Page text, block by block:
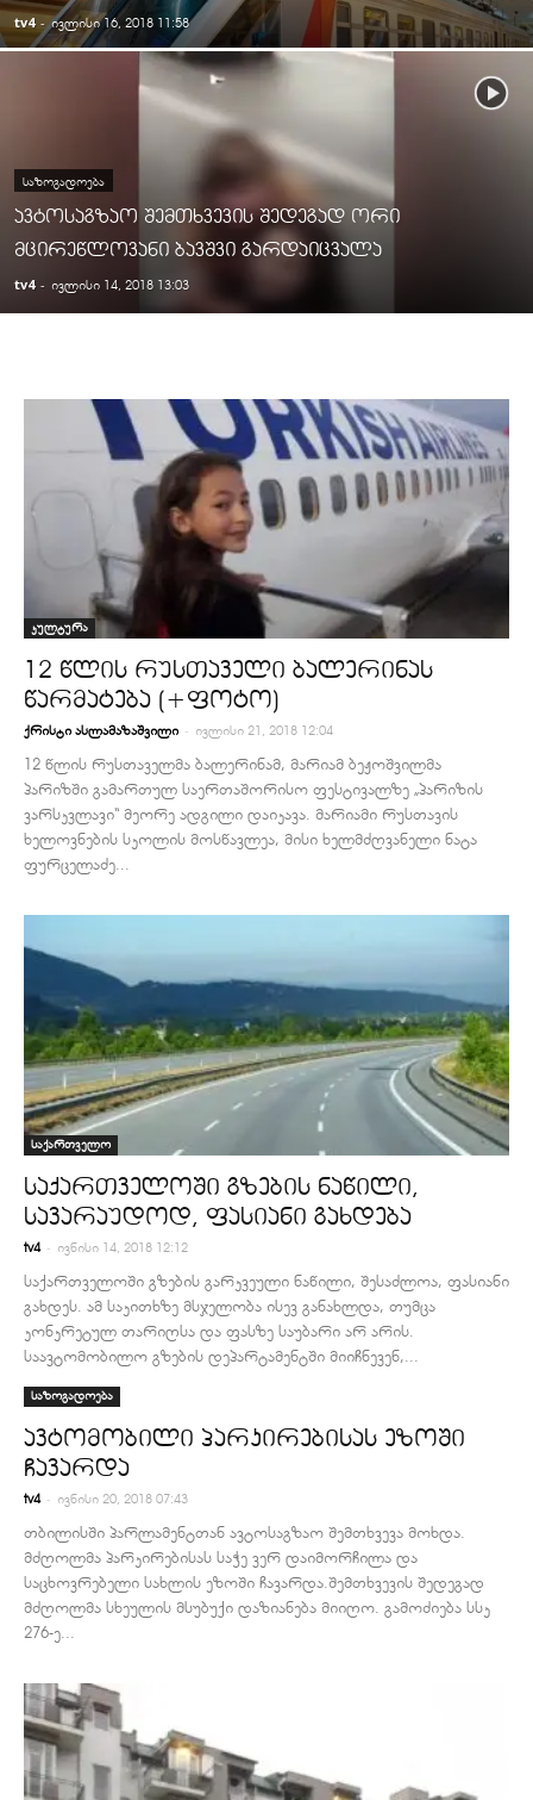
tv4 - ივლისი 16, 2018 11:58
ᲡᲐᲖᲝᲒᲐᲓᲝᲔᲑᲐ
ავტოსაგზაო შემთხვევის შედეგად ორი
მცირეწლოვანი ბავშვი გარდაიცვალა
tv4 - ივლისი 14, 2018 13:03
კულტურა
12 წლის რუსთაველი ბალერინას
წარმატება (+ფოტო)
ქრისტი ასლამაზაშვილი - ივლისი 21, 2018 12:04
12 წლის რუსთაველმა ბალერინამ, მარიამ ბეჟოშვილმა
პარიზში გამართულ საერთაშორისო ფესტივალზე „პარიზის
ვარსკვლავი“ მეორე ადგილი დაიკავა. მარიამი რუსთავის
ხელოვნების სკოლის მოსწავლეა, მისი ხელმძღვანელი ნატა
ფურცელაძე...
საქართველო
საქართველოში გზების ნაწილი,
სავარაუდოდ, ფასიანი გახდება
tv4 - ივნისი 14, 2018 12:12
საქართველოში გზების გარკვეული ნაწილი, შესაძლოა, ფასიანი
გახდეს. ამ საკითხზე მსჯელობა ისევ განახლდა, თუმცა
კონკრეტულ თარიღსა და ფასზე საუბარი არ არის.
საავტომობილო გზების დეპარტამენტში მიიჩნევენ,...
საზოგადოება
ავტომობილი პარკირებისას ეზოში
ჩავარდა
tv4 - ივნისი 20, 2018 07:43
თბილისში პარლამენტთან ავტოსაგზაო შემთხვევა მოხდა.
მძღოლმა პარკირებისას საჭე ვერ დაიმორჩილა და
საცხოვრებელი სახლის ეზოში ჩავარდა.შემთხვევის შედეგად
მძღოლმა სხეულის მსუბუქი დაზიანება მიიღო. გამოძიება სსკ
276-ე...